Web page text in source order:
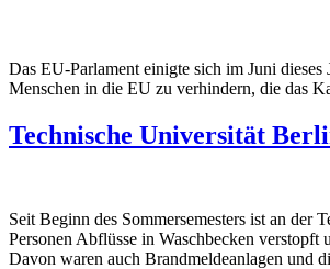
Das EU-Parlament einigte sich im Juni
Menschen in die EU zu verhindern, die das
Technische Universität
Seit Beginn des Sommersemesters ist an der
Personen Abflüsse in Waschbecken verstopft
Davon waren auch Brandmeldeanlagen und